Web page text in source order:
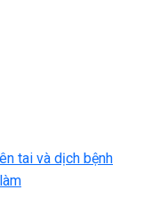
tai và dịch bệnh